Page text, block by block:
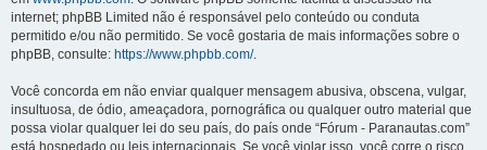
internet; phpBB Limited não é responsável pelo conteúdo ou conduta
permitido e/ou não permitido. Se você gostaria de mais informações sobre o
phpBB, consulte: https://www.phpbb.com/.
Você concorda em não enviar qualquer mensagem abusiva, obscena, vulgar,
insultuosa, de ódio, ameaçadora, pornográfica ou qualquer outro material que
possa violar qualquer lei do seu país, do país onde “Fórum - Paranautas.com”
está hospedado ou leis internacionais. Se você violar isso, você corre o risco